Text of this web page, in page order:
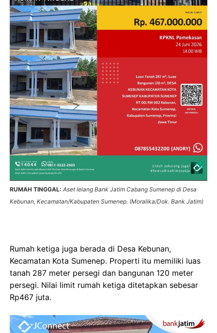
RUMAH TINGGAL: Aset lelang Bank Jatim Cabang Sumenep di Desa
Kebunan, Kecamatan/Kabupaten Sumenep. (Moralika/Dok. Bank Jatim)
Rumah ketiga juga berada di Desa Kebunan,
Kecamatan Kota Sumenep. Properti itu memiliki luas
tanah 287 meter persegi dan bangunan 120 meter
persegi. Nilai limit rumah ketiga ditetapkan sebesar
Rp467 juta.